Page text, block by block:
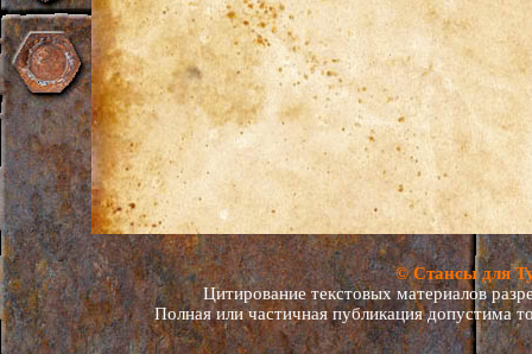
© Стансы для
Цитирование текстовых материалов
Полная или частичная публикация допустима